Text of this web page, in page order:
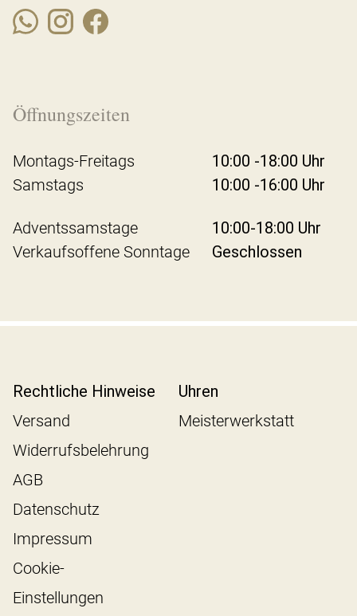
Öffnungszeiten
Montags-Freitags
10:00 -18:00 Uhr
Samstags
10:00 -16:00 Uhr
Adventssamstage
10:00-18:00 Uhr
Verkaufsoffene Sonntage
Geschlossen
Rechtliche Hinweise
Versand
Widerrufsbelehrung
AGB
Datenschutz
Impressum
Cookie-
Einstellungen
Uhren
Meisterwerkstatt